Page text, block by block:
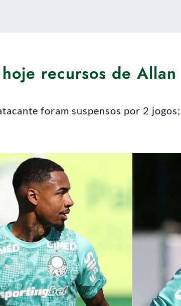
hoje recursos de
foram suspensos por 2